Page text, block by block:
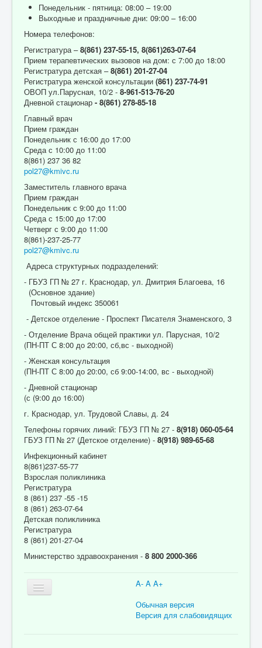
Понедельник - пятница: 08:00 – 19:00
Выходные и праздничные дни: 09:00 – 16:00
Номера телефонов:
Регистратура –8(861) 237-55-15, 8(861)263-07-64
Прием терапевтических вызовов на дом: с 7:00 до 18:00
Регистратура детская –8(861) 201-27-04
Регистратура женской консультации (861) 237-74-91
ОВОП ул.Парусная, 10/2 - 8-961-513-76-20
Дневной стационар - 8(861) 278-85-18
Главный врач
Прием граждан
Понедельник с 16:00 до 17:00
Среда с 10:00 до 11:00
8(861) 237 36 82
pol27@kmivc.ru
Заместитель главного врача
Прием граждан
Понедельник с 9:00 до 11:00
Среда с 15:00 до 17:00
Четверг с 9:00 до 11:00
8(861)-237-25-77
pol27@kmivc.ru
Адреса структурных подразделений:
- ГБУЗ ГП № 27 г. Краснодар, ул. Дмитрия Благоева, 16
(Основное здание)
Почтовый индекс 350061
- Детское отделение - Проспект Писателя Знаменского, 3
- Отделение Врача общей практики ул. Парусная, 10/2
(ПН-ПТ С 8:00 до 20:00, сб,вс - выходной)
- Женская консультация
(ПН-ПТ С 8:00 до 20:00, сб 9:00-14:00, вс - выходной)
- Дневной стационар
(с (9:00 до 16:00)
г. Краснодар, ул. Трудовой Славы, д. 24
Телефоны горячих линий: ГБУЗ ГП № 27 - 8(918) 060-05-64
ГБУЗ ГП № 27 (Детское отделение) - 8(918) 989-65-68
Инфекционный кабинет
8(861)237-55-77
Взрослая поликлиника
Регистратура
8 (861) 237 -55 -15
8 (861) 263-07-64
Детская поликлиника
Регистратура
8 (861) 201-27-04
Министерство здравоохранения - 8 800 2000-366
A- A A+
Обычная версия
Версия для слабовидящих